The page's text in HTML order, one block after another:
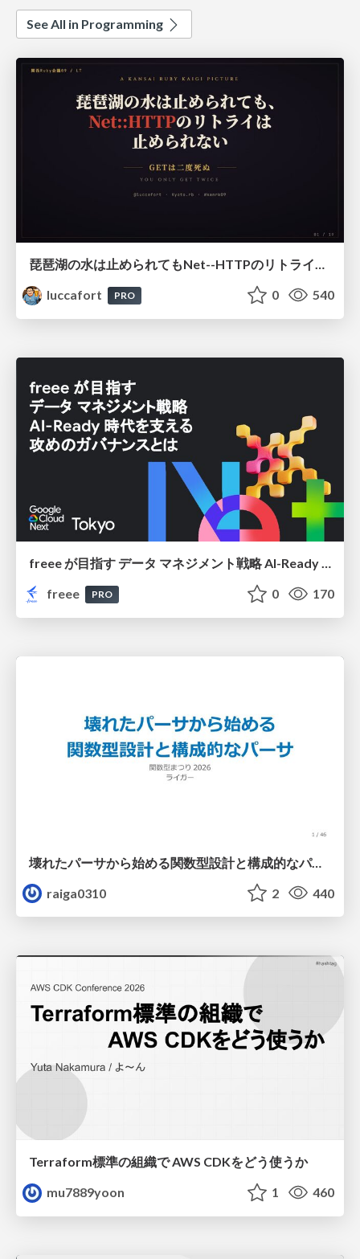
See All in Programming
luccafort
PRO 0 540
freee が目指す データ マネジメント戦略 AI-Ready 時代を支える 攻めのガバナンスとは
freee
PRO 0 170
壊れたパーサから始める関数型設計と構成的なパーサ #fp_matsuri
raiga0310
2 440
Terraform標準の組織で AWS CDKをどう使うか
mu7889yoon
1 460